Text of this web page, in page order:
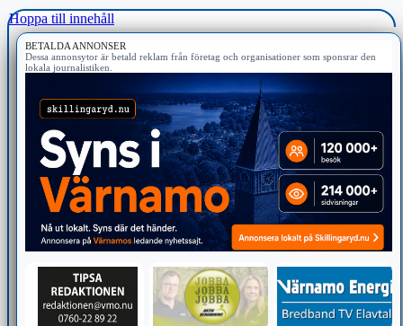
Hoppa till innehåll
BETALDA ANNONSER
Dessa annonsytor är betald reklam från företag och organisationer som sponsrar den
lokala journalistiken.